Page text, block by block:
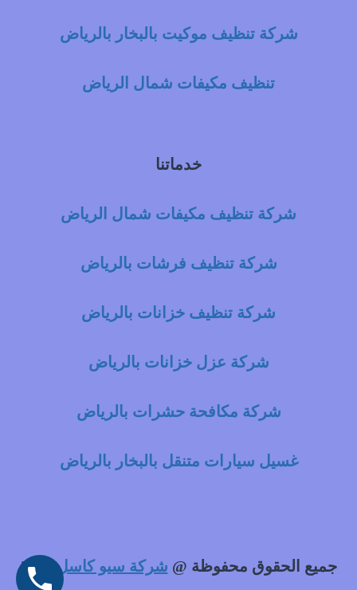
شركة تنظيف موكيت بالبخار بالرياض
تنظيف مكيفات شمال الرياض
خدماتنا
شركة تنظيف مكيفات شمال الرياض
شركة تنظيف فرشات بالرياض
شركة تنظيف خزانات بالرياض
شركة عزل خزانات بالرياض
شركة مكافحة حشرات بالرياض
غسيل سيارات متنقل بالبخار بالرياض
جميع الحقوق محفوظة @ شركة سيو كاسل2021